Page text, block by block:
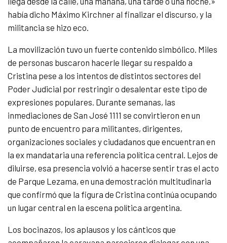
había dicho Máximo Kirchner al finalizar el discurso, y la
militancia se hizo eco.
La movilización tuvo un fuerte contenido simbólico. Miles
de personas buscaron hacerle llegar su respaldo a
Cristina pese a los intentos de distintos sectores del
Poder Judicial por restringir o desalentar este tipo de
expresiones populares. Durante semanas, las
inmediaciones de San José 1111 se convirtieron en un
punto de encuentro para militantes, dirigentes,
organizaciones sociales y ciudadanos que encuentran en
la ex mandataria una referencia política central. Lejos de
diluirse, esa presencia volvió a hacerse sentir tras el acto
de Parque Lezama, en una demostración multitudinaria
que confirmó que la figura de Cristina continúa ocupando
un lugar central en la escena política argentina.
Los bocinazos, los aplausos y los cánticos que